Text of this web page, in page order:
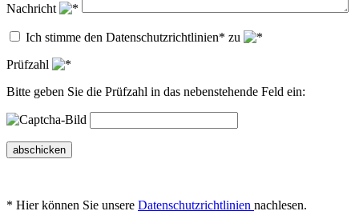
Nachricht
Ich stimme den Datenschutzrichtlinien* zu
Prüfzahl
Bitte geben Sie die Prüfzahl in das nebenstehende Feld ein:
abschicken
* Hier können Sie unsere Datenschutzrichtlinien nachlesen.